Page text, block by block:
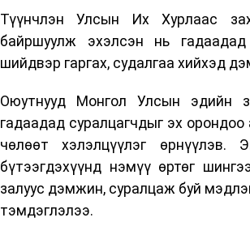
Түүнчлэн Улсын Их Хурлаас
байршуулж эхэлсэн нь
шийдвэр гаргах, судалгаа хийхэд
Оюутнууд Монгол Улсын эдийн
гадаадад суралцагчдыг эх
чөлөөт хэлэлцүүлэг
бүтээгдэхүүнд нэмүү өртөг
залуус дэмжин, суралцаж буй
тэмдэглэлээ.